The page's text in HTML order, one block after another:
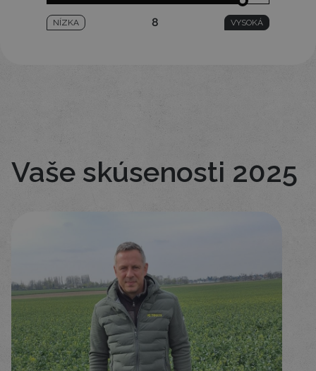
NÍZKA 8 VYSOKÁ
Vaše skúsenosti 2025